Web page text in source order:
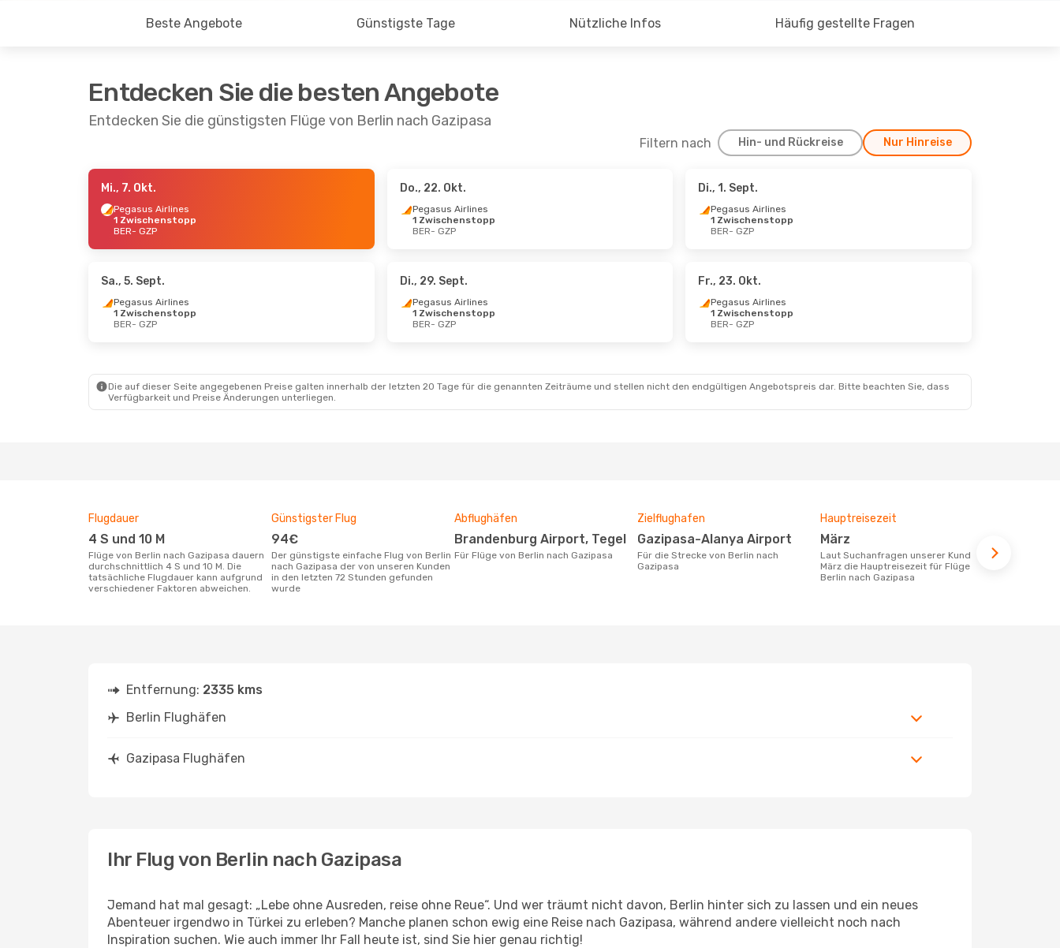
Beste Angebote Günstigste Tage Nützliche Infos Häufig gestellte Fragen
Entdecken Sie die besten Angebote
Entdecken Sie die günstigsten Flüge von Berlin nach Gazipasa
Filtern nach Hin- und Rückreise Nur Hinreise
- Sa., 5. Sept.
- Mo., 19. Okt.
Turkish Airlines
1 Zwischenstopp
- Di., 15. Sept.
Norwegian Air Shuttle
1 Zwischenstopp
GZP
- So., 1. Nov.
Pegasus Airlines
1 Zwischenstopp
Mi., 7. Okt.
Pegasus Airlines
1 Zwischenstopp
BER- GZP
Do., 22. Okt.
Pegasus Airlines
1 Zwischenstopp
BER- GZP
Di., 1. Sept.
Pegasus Airlines
1 Zwischenstopp
BER- GZP
Sa., 5. Sept.
Pegasus Airlines
1 Zwischenstopp
BER- GZP
Di., 29. Sept.
Pegasus Airlines
1 Zwischenstopp
BER- GZP
Fr., 23. Okt.
Pegasus Airlines
1 Zwischenstopp
BER- GZP
Die auf dieser Seite angegebenen Preise galten innerhalb der letzten 20 Tage für die genannten Zeiträume und stellen nicht den endgültigen Angebotspreis dar. Bitte beachten Sie, dass
Verfügbarkeit und Preise Änderungen unterliegen.
Flugdauer
4 S und 10 M
Flüge von Berlin nach Gazipasa dauern
durchschnittlich 4 S und 10 M. Die
tatsächliche Flugdauer kann aufgrund
verschiedener Faktoren abweichen.
Günstigster Flug
94€
Der günstigste einfache Flug von Berlin
nach Gazipasa der von unseren Kunden
in den letzten 72 Stunden gefunden
wurde
Abflughäfen
Brandenburg Airport, Tegel
Für Flüge von Berlin nach Gazipasa
Zielflughafen
Gazipasa-Alanya Airport
Für die Strecke von Berlin nach
Gazipasa
Hauptreisezeit
März
Laut Suchanfragen unserer Kunden ist
März die Hauptreisezeit für Flüge von
Berlin nach Gazipasa
Entfernung: 2335 kms
Berlin Flughäfen
Gazipasa Flughäfen
Ihr Flug von Berlin nach Gazipasa
Jemand hat mal gesagt: „Lebe ohne Ausreden, reise ohne Reue“. Und wer träumt nicht davon, Berlin hinter sich zu lassen und ein neues
Abenteuer irgendwo in Türkei zu erleben? Manche planen schon ewig eine Reise nach Gazipasa, während andere vielleicht noch nach
Inspiration suchen. Wie auch immer Ihr Fall heute ist, sind Sie hier genau richtig!